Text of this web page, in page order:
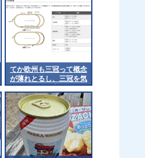
てか欧州も三冠って概念
が薄れとるし、三冠を気
にするのは日本くらいに
なるんやろか 他